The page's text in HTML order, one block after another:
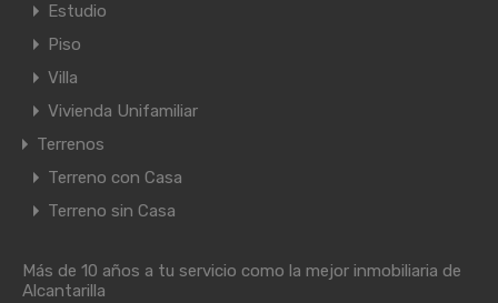
Estudio
Piso
Villa
Vivienda Unifamiliar
Terrenos
Terreno con Casa
Terreno sin Casa
Más de 10 años a tu servicio como la mejor inmobiliaria de
Alcantarilla